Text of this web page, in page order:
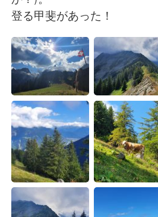
한국어 Русский
ไทย Indonesia
Italiano Tiếng Việt
Português
登る甲斐があった！